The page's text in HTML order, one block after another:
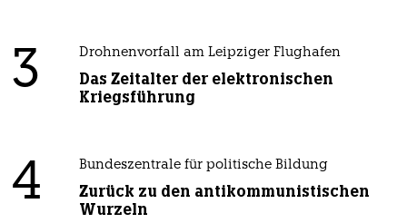
3 Drohnenvorfall am Leipziger Flughafen
Das Zeitalter der elektronischen
Kriegsführung
4 Bundeszentrale für politische Bildung
Zurück zu den antikommunistischen
Wurzeln